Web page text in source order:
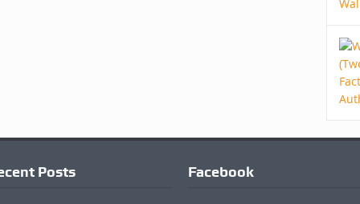
Posts Facebook